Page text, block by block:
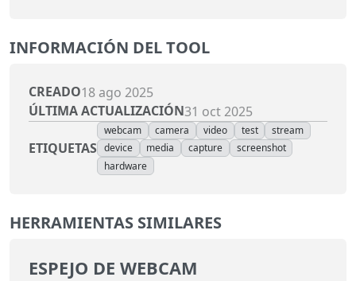
INFORMACIÓN DEL TOOL
CREADO18 ago 2025
ÚLTIMA ACTUALIZACIÓN31 oct 2025
ETIQUETAS
webcam camera video test
stream
device
media capture
screenshot
hardware
HERRAMIENTAS SIMILARES
ESPEJO DE WEBCAM